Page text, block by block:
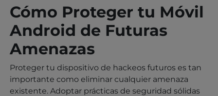
Cómo Proteger tu Móvil
Android de Futuras
Amenazas
Proteger tu dispositivo de hackeos futuros es tan
importante como eliminar cualquier amenaza
existente. Adoptar prácticas de seguridad sólidas